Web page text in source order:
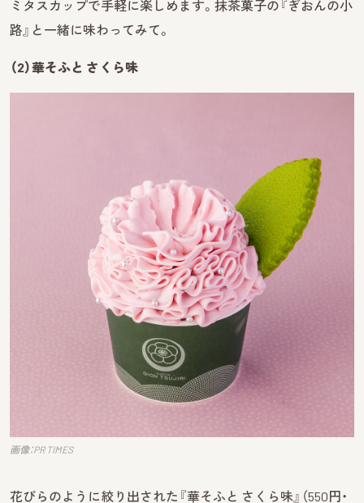
ミタスカップで手軽に楽しめます。抹茶菓子の『ぎおんの小
路』と一緒に味わってみて。
（2）華そふと さくら味
画像：PR TIMES
花びらのように絞り出された『華そふと さくら味』（550円・